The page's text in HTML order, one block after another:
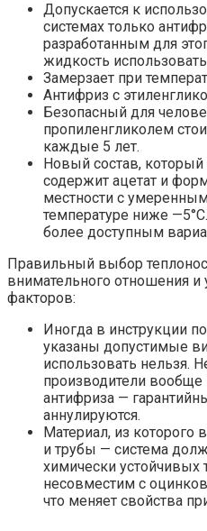
Допускается к
системах только
разработанным для
жидкость
Замерзает при
Антифриз с
Безопасный для
пропиленгликолем
каждые 5 лет.
Новый состав, который
содержит ацетат и
местности с
температуре ниже
более доступным
Правильный выбор
внимательного отношения и
факторов:
Иногда в инструкции
указаны допустимые
использовать нельзя.
производители
антифриза —
аннулируются.
Материал, из
и трубы — система
химически устойчивых
несовместим с
что меняет свойства